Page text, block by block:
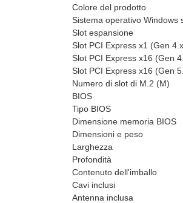
Colore del prodotto
Sistema operativo Windows
Slot espansione
Slot PCI Express x1 (Gen
Slot PCI Express x16 (Gen
Slot PCI Express x16 (Gen
Numero di slot di M.2 (M)
BIOS
Tipo BIOS
Dimensione memoria BIOS
Dimensioni e peso
Larghezza
Profondità
Contenuto dell'imballo
Cavi inclusi
Antenna inclusa